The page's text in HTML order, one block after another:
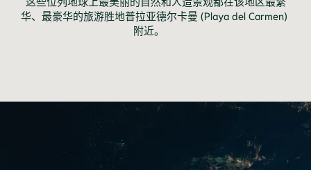
华、最豪华的旅游胜地普拉亚德尔卡曼 (Playa del Carmen)